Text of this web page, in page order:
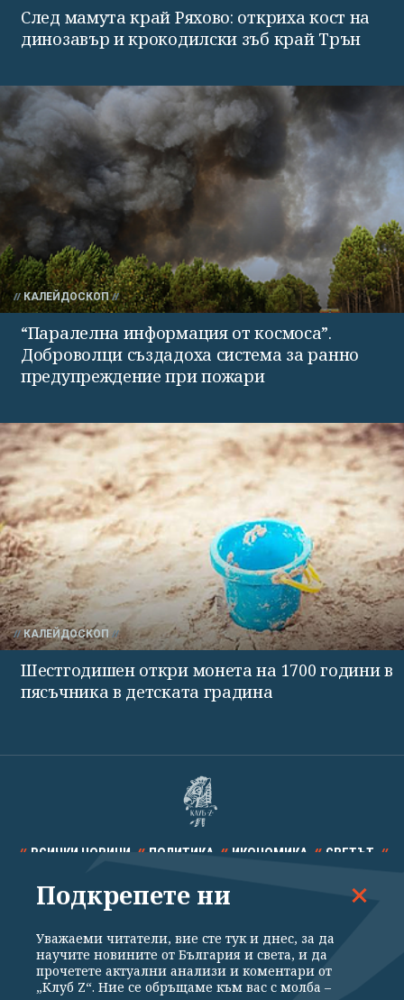
След мамута край Ряхово: откриха кост на
динозавър и крокодилски зъб край Трън
КАЛЕЙДОСКОП
“Паралелна информация от космоса”.
Доброволци създадоха система за ранно
предупреждение при пожари
КАЛЕЙДОСКОП
Шестгодишен откри монета на 1700 години в
пясъчника в детската градина
ВСИЧКИ НОВИНИ ПОЛИТИКА ИКОНОМИКА СВЕТЪТ
СПОРТ КУЛТУРА ТЕХНОЛОГИИ КАЛЕЙДОСКОП
Подкрепете ни
Уважаеми читатели, вие сте тук и днес, за да
научите новините от България и света, и да
прочетете актуални анализи и коментари от
„Клуб Z“. Ние се обръщаме към вас с молба –